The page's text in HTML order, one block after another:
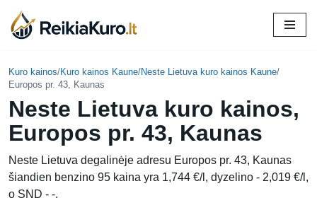
Skip
content
Kuro kainos/Kuro kainos Kaune/Neste Lietuva kuro kainos Kaune/
Europos pr. 43, Kaunas
Neste Lietuva kuro kainos,
Europos pr. 43, Kaunas
Neste Lietuva degalinėje adresu Europos pr. 43, Kaunas
šiandien benzino 95 kaina yra 1,744 €/l, dyzelino - 2,019 €/l,
o SND - -.